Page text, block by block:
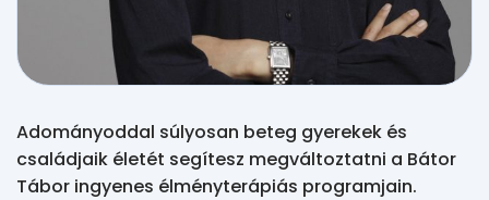
Adományoddal súlyosan beteg gyerekek és
családjaik életét segítesz megváltoztatni a Bátor
Tábor ingyenes élményterápiás programjain.